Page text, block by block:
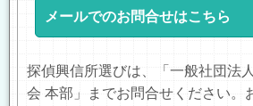
メールでのお問合せはこちら
探偵興信所選びは、「一般社団法
会 本部」までお問合せください。